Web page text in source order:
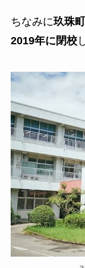
ちなみに玖珠
2019年に閉校